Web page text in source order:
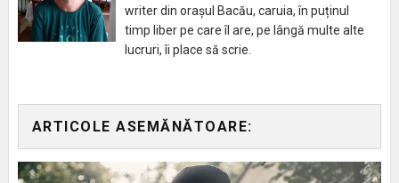
writer din orașul Bacău, caruia, în puținul
timp liber pe care îl are, pe lângă multe alte
lucruri, îi place să scrie.
ARTICOLE ASEMĂNĂTOARE: